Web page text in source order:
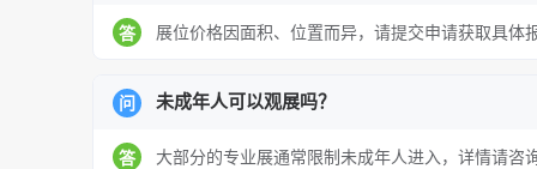
中国领军企业：中国恒天集团、日发纺机、
欧洲纺织机械巨头
范德威尔旗下品牌、洛菲
答 展位价格因面积、位置而异，请提交申请获取具体报
问 未成年人可以观展吗？
答 大部分的专业展通常限制未成年人进入，详情请咨